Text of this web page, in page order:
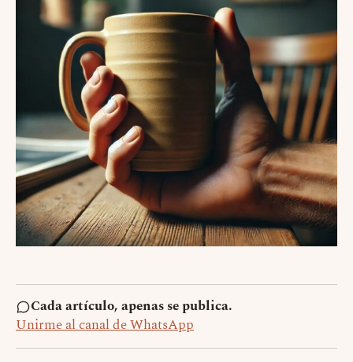
Cada artículo, apenas se publica.
Unirme al canal de WhatsApp